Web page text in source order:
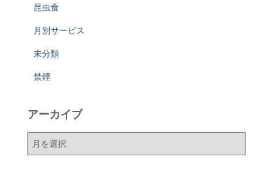
昆虫食
月別サービス
未分類
禁煙
アーカイブ
ア